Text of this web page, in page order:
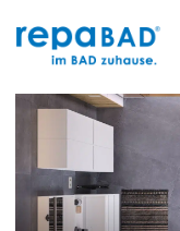
Inhalt
springen